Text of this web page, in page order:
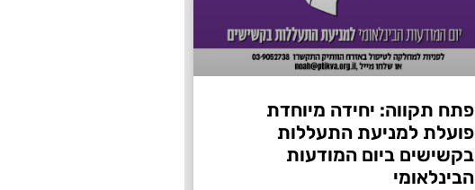
פתח תקווה: יחידה מיוחדת
פועלת למניעת התעללות
בקשישים ביום המודעות
הבינלאומי